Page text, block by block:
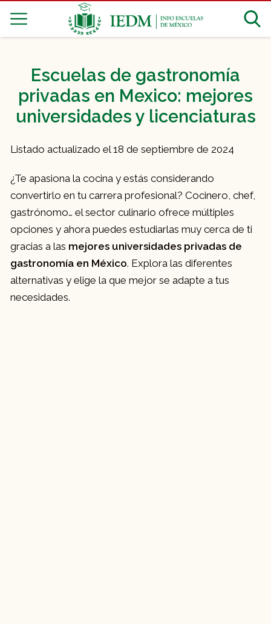
Escuelas de gastronomía
privadas en Mexico: mejores
universidades y licenciaturas
Listado actualizado el 18 de septiembre de 2024
¿Te apasiona la cocina y estás considerando
convertirlo en tu carrera profesional? Cocinero, chef,
gastrónomo… el sector culinario ofrece múltiples
opciones y ahora puedes estudiarlas muy cerca de ti
gracias a las mejores universidades privadas de
gastronomía en México. Explora las diferentes
alternativas y elige la que mejor se adapte a tus
necesidades.